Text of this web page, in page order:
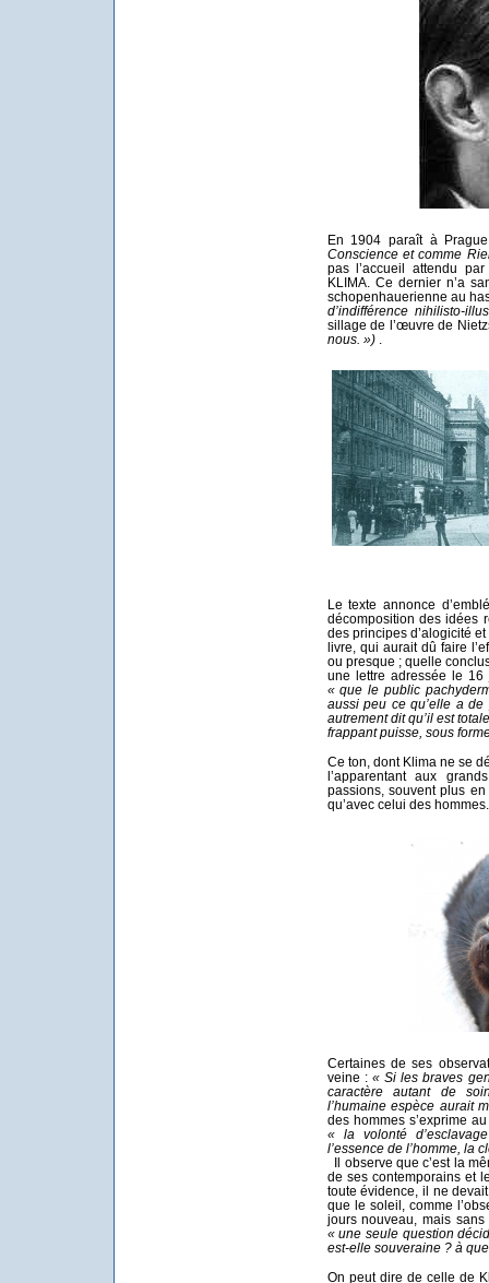
En 1904 paraît à
Conscience et comme
pas l’accueil attendu
KLIMA. Ce dernier n’a
schopenhauerienne au
d’indifférence nihilisto-
sillage de l’œuvre de
nous. »)
Le texte annonce
décomposition des idées
des principes d’alogicité
livre, qui aurait dû faire
ou presque ; quelle
une lettre adressée le
« que le public
aussi peu ce qu’elle a
autrement dit qu’il est
frappant puisse, sous
Ce ton, dont Klima ne se
l’apparentant aux
passions, souvent plus
qu’avec celui des hommes.
Certaines de ses
veine : « Si les braves
caractère autant de
l’humaine espèce aurait
des hommes s’exprime
« la volonté
l’essence de l’homme, la
Il observe que c’est la
de ses contemporains et
toute évidence, il ne
que le soleil, comme
jours nouveau, mais
« une seule question
est-elle souveraine ? à
On peut dire de celle de